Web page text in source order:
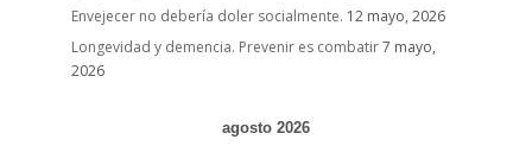
Envejecer no debería doler socialmente. 12 mayo, 2026
Longevidad y demencia. Prevenir es combatir7 mayo,
2026
agosto 2026